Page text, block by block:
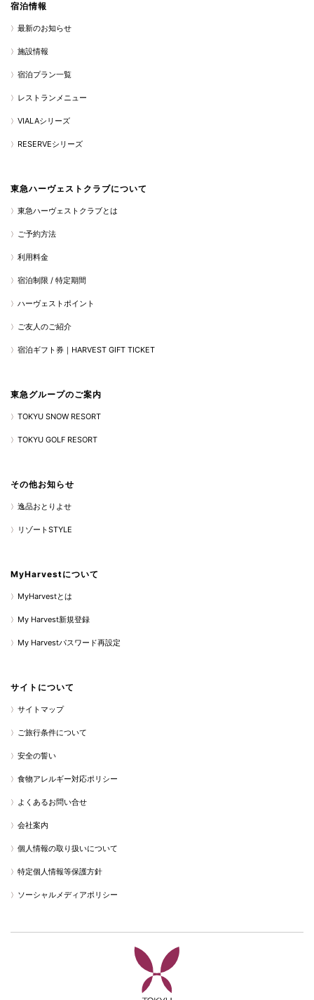
宿泊情報
最新のお知らせ
施設情報
宿泊プラン一覧
レストランメニュー
VIALAシリーズ
RESERVEシリーズ
東急ハーヴェストクラブについて
東急ハーヴェストクラブとは
ご予約方法
利用料金
宿泊制限 / 特定期間
ハーヴェストポイント
ご友人のご紹介
宿泊ギフト券｜HARVEST GIFT TICKET
東急グループのご案内
TOKYU SNOW RESORT
TOKYU GOLF RESORT
その他お知らせ
逸品おとりよせ
リゾートSTYLE
MyHarvestについて
MyHarvestとは
My Harvest新規登録
My Harvestパスワード再設定
サイトについて
サイトマップ
ご旅行条件について
安全の誓い
食物アレルギー対応ポリシー
よくあるお問い合せ
会社案内
個人情報の取り扱いについて
特定個人情報等保護方針
ソーシャルメディアポリシー